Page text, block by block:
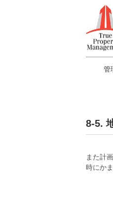
管
8-5.
また計
時にか